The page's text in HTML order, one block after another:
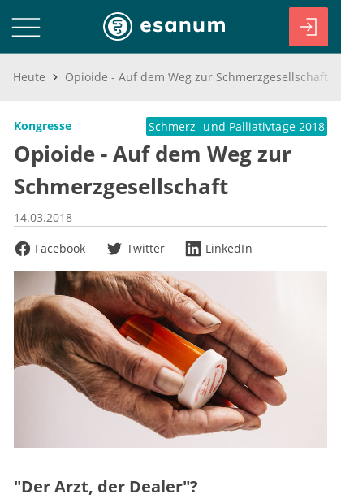
Heute Opioide - Auf dem Weg zur Schmerzgesellschaft
Kongresse Schmerz- und Palliativtage 2018
Opioide - Auf dem Weg zur
Schmerzgesellschaft
14.03.2018
Facebook
Twitter LinkedIn
"Der Arzt, der Dealer"?